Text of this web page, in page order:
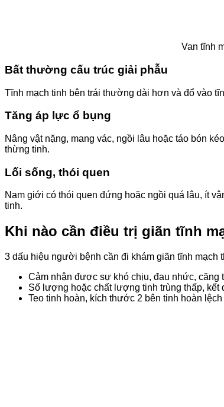
Van tĩnh
Bất thường cấu trúc giải phẫu
Tĩnh mạch tinh bên trái thường dài hơn và đổ vào
Tăng áp lực ổ bụng
Nâng vật nặng, mang vác, ngồi lâu hoặc táo bón
thừng tinh.
Lối sống, thói quen
Nam giới có thói quen đứng hoặc ngồi quá lâu, ít
tinh.
Khi nào cần điều trị giãn tĩnh
3 dấu hiệu người bệnh cần đi khám giãn tĩnh mạch
Cảm nhận được sự khó chịu, đau nhức, căng
Số lượng hoặc chất lượng tinh trùng thấp, kết
Teo tinh hoàn, kích thước 2 bên tinh hoàn